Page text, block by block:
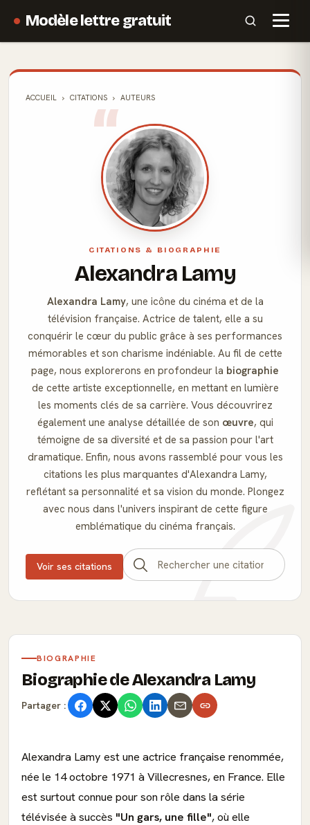
Modèle lettre gratuit
ACCUEIL CITATIONS AUTEURS
CITATIONS & BIOGRAPHIE
Alexandra Lamy
Alexandra Lamy, une icône du cinéma et de la
télévision française. Actrice de talent, elle a su
conquérir le cœur du public grâce à ses performances
mémorables et son charisme indéniable. Au fil de cette
page, nous explorerons en profondeur la biographie
de cette artiste exceptionnelle, en mettant en lumière
les moments clés de sa carrière. Vous découvrirez
également une analyse détaillée de son œuvre, qui
témoigne de sa diversité et de sa passion pour l'art
dramatique. Enfin, nous avons rassemblé pour vous les
citations les plus marquantes d'Alexandra Lamy,
reflétant sa personnalité et sa vision du monde. Plongez
avec nous dans l'univers inspirant de cette figure
emblématique du cinéma français.
Voir ses citations
BIOGRAPHIE
Biographie de Alexandra Lamy
Partager :
Alexandra Lamy est une actrice française renommée,
née le 14 octobre 1971 à Villecresnes, en France. Elle
est surtout connue pour son rôle dans la série
télévisée à succès "Un gars, une fille", où elle